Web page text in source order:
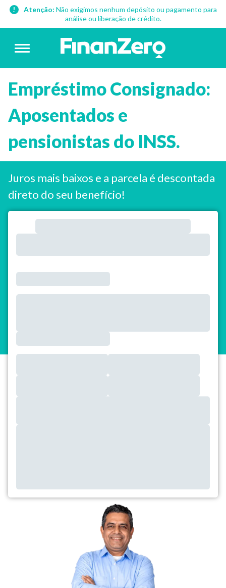
Atenção: Não exigimos nenhum depósito ou pagamento para
análise ou liberação de crédito.
Empréstimo Consignado:
Aposentados e
pensionistas do INSS.
Juros mais baixos e a parcela é descontada
direto do seu benefício!